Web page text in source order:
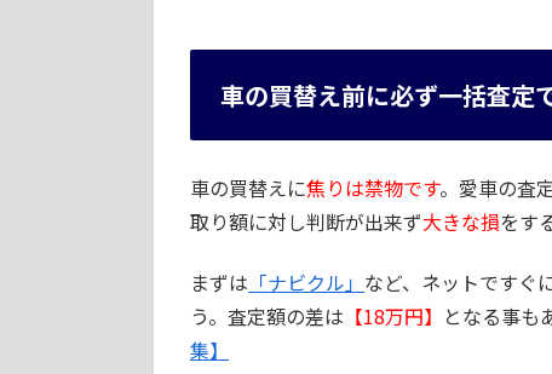
車の買替え前に必ず一括査定
車の買替えに焦りは禁物です。愛車の査
取り額に対し判断が出来ず大きな損をす
まずは 「ナビクル」 など、ネットですぐ
う。査定額の差は 【18万円】 となる事も
集】